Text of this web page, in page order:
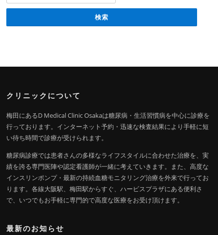
クリニックについて
梅田にあるD Medical Clinic Osakaは糖尿病・生活習慣病を中心に診療を
行っております。インターネット予約・迅速な検査結果により手軽に短
い待ち時間で診療が受けられます。
糖尿病診療では患者さんの多様なライフスタイルに合わせた治療を、実
績を誇る専門医陣や認定看護師が一緒に考えていきます。また、高度な
インスリンポンプ・最新の持続血糖モニタリング治療を外来で行ってお
ります。各線大阪駅、梅田駅からすぐ、ハービスプラザにある便利さ
で、いつでもお手軽に専門的で高度な医療をお受け頂けます。
最新のお知らせ